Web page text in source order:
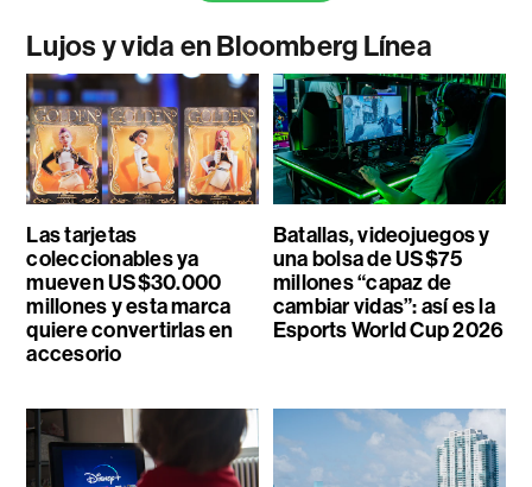
Lujos y vida en Bloomberg Línea
Las tarjetas
coleccionables ya
mueven US$30.000
millones y esta marca
quiere convertirlas en
accesorio
Batallas, videojuegos y
una bolsa de US$75
millones “capaz de
cambiar vidas”: así es la
Esports World Cup 2026